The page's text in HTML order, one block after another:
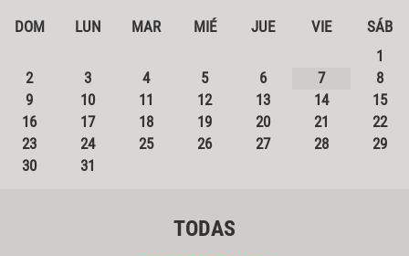
DOM LUN MAR MIÉ JUE VIE
SÁB
1
2
3 4 5 6 7
8
9
10 11 12 13 14
15
16
17 18 19 20 21
22
23
24 25 26 27 28
29
30
31
TODAS